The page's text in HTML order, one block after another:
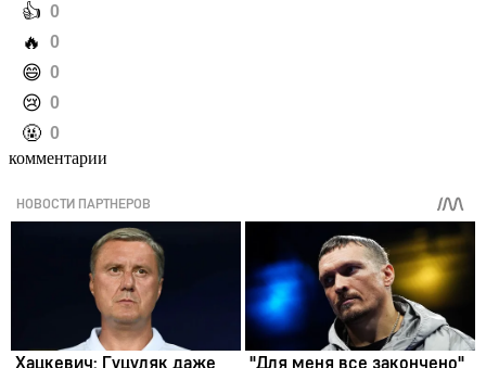
️👍 0
️🔥 0
️😄 0
️😢 0
️🤬 0
комментарии